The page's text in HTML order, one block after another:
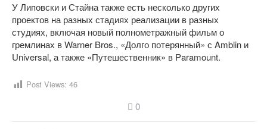
У Липовски и Стайна также есть несколько других
проектов на разных стадиях реализации в разных
студиях, включая новый полнометражный фильм о
гремлинах в Warner Bros., «Долго потерянный» с Amblin и
Universal, а также «Путешественник» в Paramount.
Post Views: 46
0